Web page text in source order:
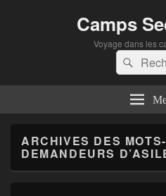
Camps
Voyage dans les
ARCHIVES DES
DEMANDEURS